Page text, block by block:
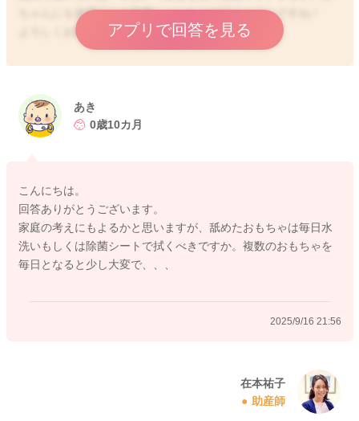
ちゃんにも使用できる除菌シートなどで拭くとよいですね！
よろしくお願いします。アプリで回答を見る
あき
0歳10カ月
こんにちは。
回答ありがとうございます。
家庭の考えにもよるかと思いますが、舐めたおもちゃは毎日水
洗いもしくは除菌シートで拭くべきですか。複数のおもちゃを
毎日となると少し大変で、、、
2025/9/16 21:56
在本祐子
助産師